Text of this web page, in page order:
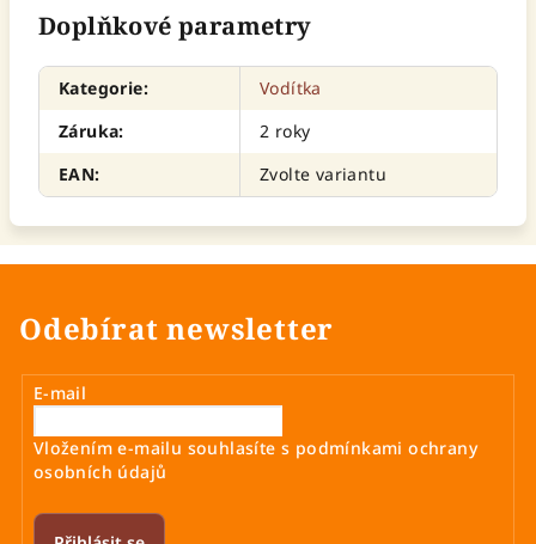
Doplňkové parametry
Kategorie:
Vodítka
Záruka:
2 roky
EAN: Zvolte variantu
Odebírat newsletter
E-mail
Vložením e-mailu souhlasíte s podmínkami ochrany
osobních údajů